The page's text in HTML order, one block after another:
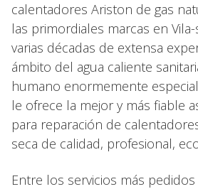
calentadores Ariston de gas
las primordiales marcas en
varias décadas de extensa
ámbito del agua caliente
humano enormemente
le ofrece la mejor y más fiable
para reparación de
seca de calidad, profesional,
Entre los servicios más